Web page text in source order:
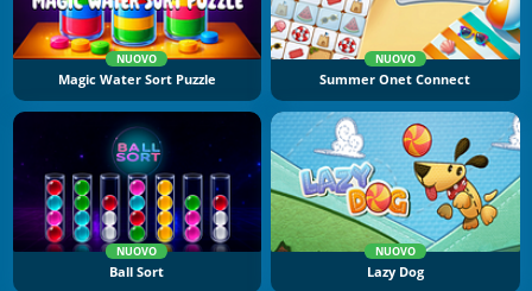
NUOVO
Magic Water Sort Puzzle
NUOVO
Summer Onet Connect
NUOVO
Ball Sort
NUOVO
Lazy Dog